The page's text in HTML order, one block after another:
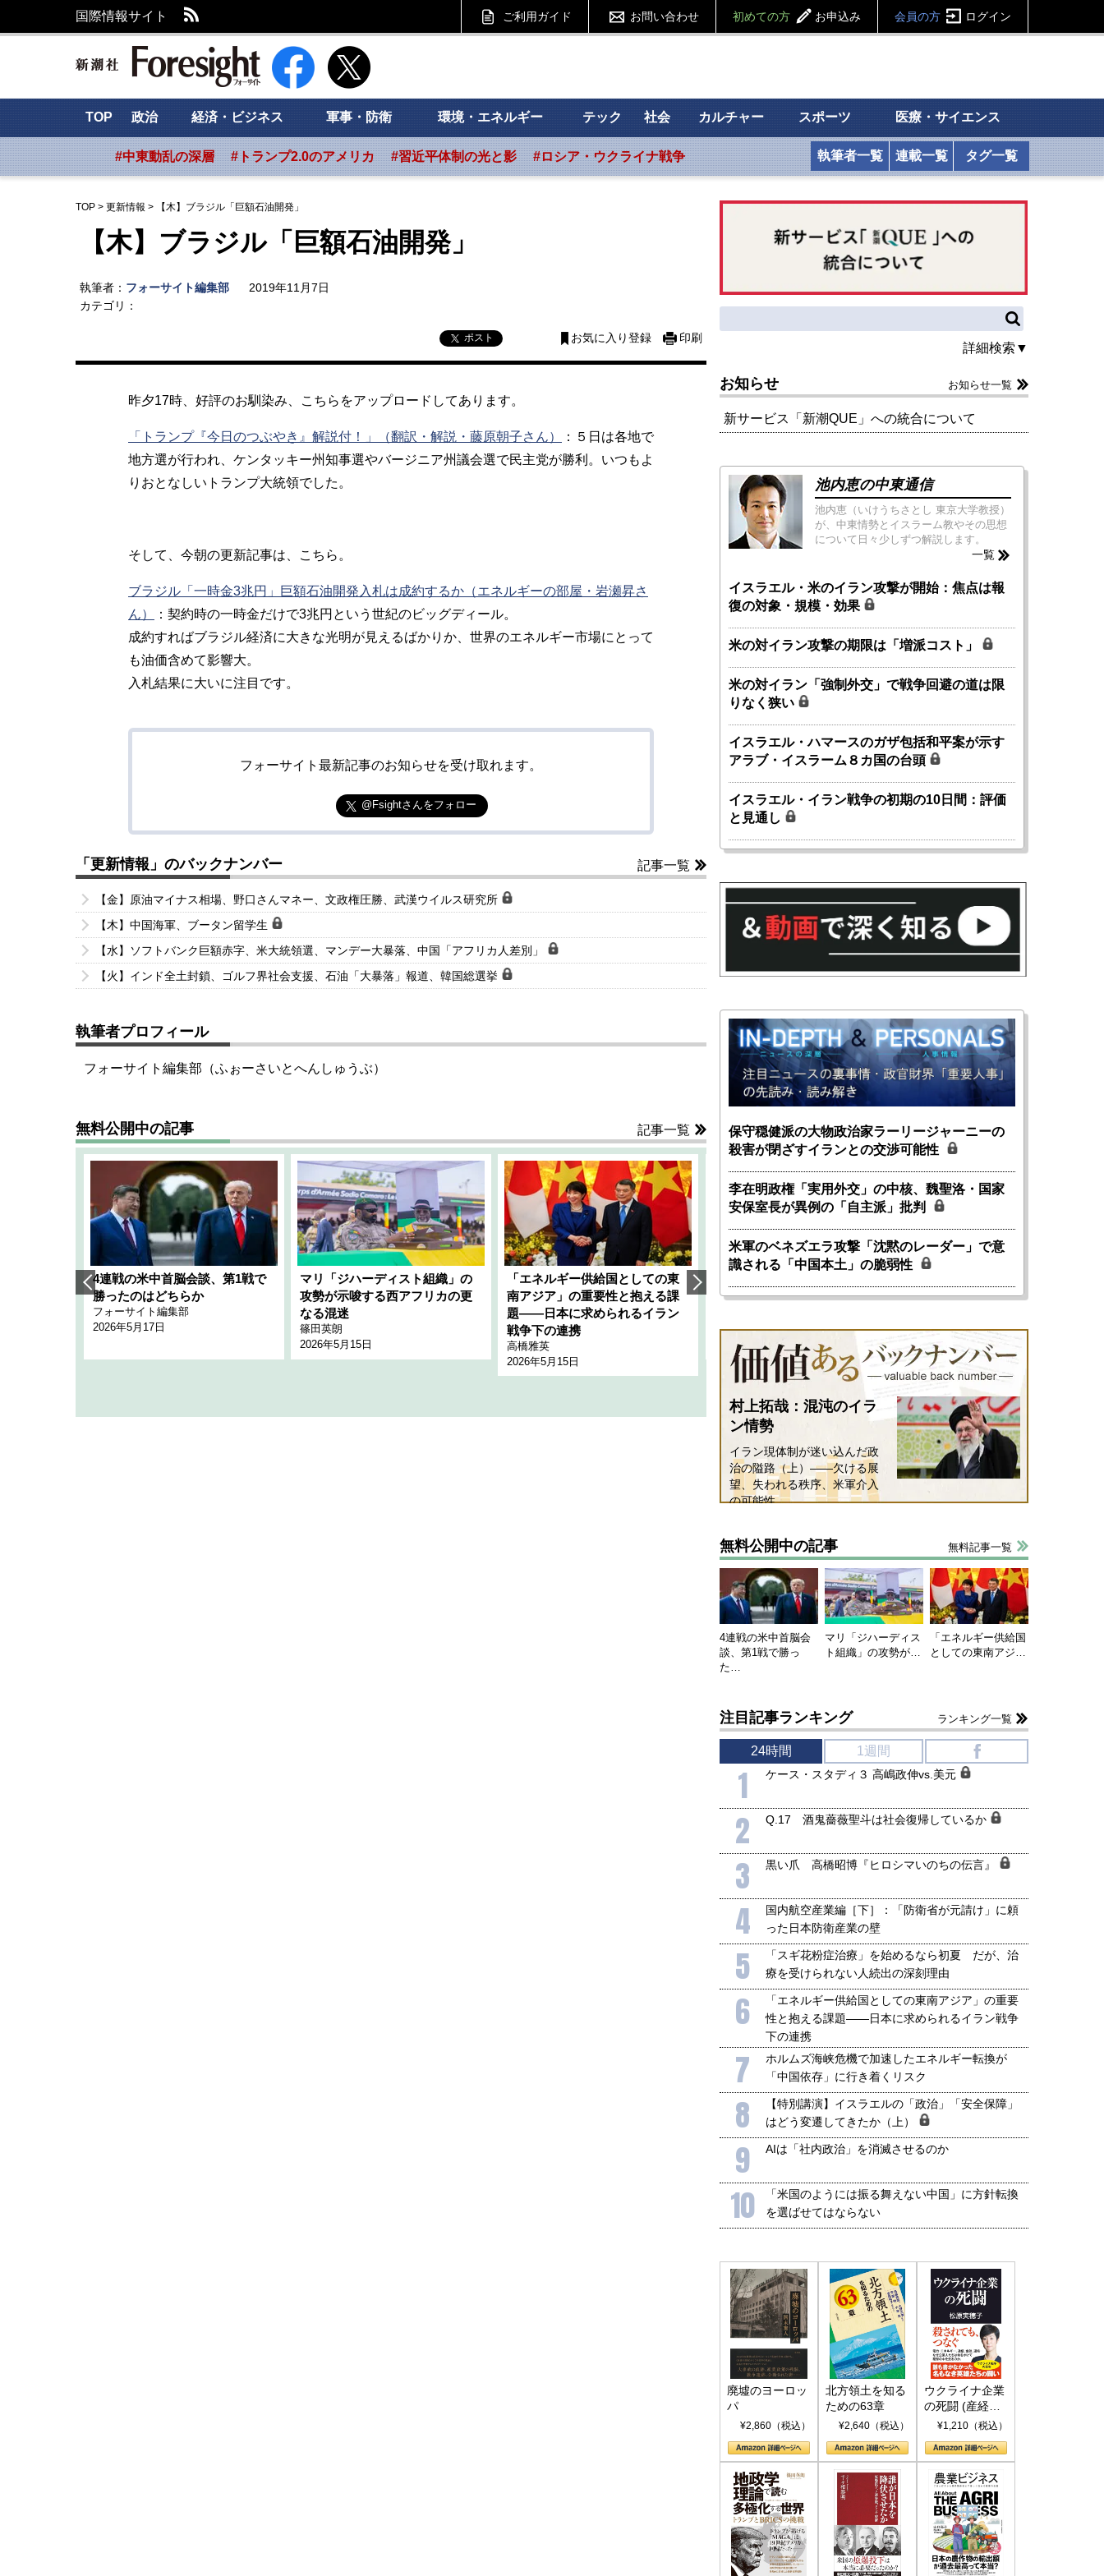
国際情報サイト ご利用ガイド お問い合わせ 初めての方 お申込み 会員の方 ログイン
新潮社 Foresight フォーサイト
TOP 政治 経済・ビジネス 軍事・防衛 環境・エネルギー テック 社会 カルチャー スポーツ 医療・サイエンス
#中東動乱の深層 #トランプ2.0のアメリカ #習近平体制の光と影 #ロシア・ウクライナ戦争 執筆者一覧 連載一覧 タグ一覧
TOP > 更新情報 > 【木】ブラジル「巨額石油開発」
【木】ブラジル「巨額石油開発」
執筆者： フォーサイト編集部
2019年11月7日
カテゴリ：
ポスト お気に入り登録 印刷
昨夕17時、好評のお馴染み、こちらをアップロードしてあります。
「トランプ『今日のつぶやき』解説付！」（翻訳・解説・藤原朝子さん） ：
５日は各地で
地方選が行われ、ケンタッキー州知事選やバージニア州議会選で民主党が勝利。いつもよ
りおとなしいトランプ大統領でした。
そして、今朝の更新記事は、こちら。
ブラジル「一時金3兆円」巨額石油開発入札は成約するか（エネルギーの部屋・岩瀬昇さ
ん）
： 契約時の一時金だけで3兆円という世紀のビッグディール。
成約すればブラジル経済に大きな光明が見えるばかりか、世界のエネルギー市場にとって
も油価含めて影響大。
入札結果に大いに注目です。
フォーサイト最新記事のお知らせを受け取れます。
@Fsightさんをフォロー
「更新情報」のバックナンバー 記事一覧
【金】原油マイナス相場、野口さんマネー、文政権圧勝、武漢ウイルス研究所
【木】中国海軍、ブータン留学生
【水】ソフトバンク巨額赤字、米大統領選、マンデー大暴落、中国「アフリカ人差別」
【火】インド全土封鎖、ゴルフ界社会支援、石油「大暴落」報道、韓国総選挙
執筆者プロフィール
フォーサイト編集部（ふぉーさいとへんしゅうぶ）
無料公開中の記事 記事一覧
4連戦の米中首脳会談、第1戦で
勝ったのはどちらか
フォーサイト編集部
2026年5月17日
マリ「ジハーディスト組織」の
攻勢が示唆する西アフリカの更
なる混迷
篠田英朗
2026年5月15日
「エネルギー供給国としての東
南アジア」の重要性と抱える課
題――日本に求められるイラン
戦争下の連携
高橋雅英
2026年5月15日
1905年体制」における日米韓安
千々和泰明
2026年5月15日
ネルギー転換が「中国依存」に
小山堅
2026年5月14日
詳細検索▼
お知らせ お知らせ一覧
新サービス「新潮QUE」への統合について
池内恵の中東通信
池内恵（いけうちさとし 東京大学教授）
が、中東情勢とイスラーム教やその思想
について日々少しずつ解説します。
一覧
イスラエル・米のイラン攻撃が開始：焦点は報
復の対象・規模・効果
米の対イラン攻撃の期限は「増派コスト」
米の対イラン「強制外交」で戦争回避の道は限
りなく狭い
イスラエル・ハマースのガザ包括和平案が示す
アラブ・イスラーム８カ国の台頭
イスラエル・イラン戦争の初期の10日間：評価
と見通し
保守穏健派の大物政治家ラーリージャーニーの
殺害が閉ざすイランとの交渉可能性
李在明政権「実用外交」の中核、魏聖洛・国家
安保室長が異例の「自主派」批判
米軍のベネズエラ攻撃「沈黙のレーダー」で意
識される「中国本土」の脆弱性
村上拓哉：混沌のイラ
ン情勢
イラン現体制が迷い込んだ政
治の隘路（上）――欠ける展
望、失われる秩序、米軍介入
の可能性
無料公開中の記事 無料記事一覧
4連戦の米中首脳会
談、第1戦で勝っ
た…
マリ「ジハーディス
ト組織」の攻勢が…
「エネルギー供給国
としての東南アジ…
注目記事ランキング ランキング一覧
24時間 1週間
1 ケース・スタディ３ 高嶋政伸vs.美元
2 Q.17 酒鬼薔薇聖斗は社会復帰しているか
3 黒い爪 高橋昭博『ヒロシマいのちの伝言』
4
国内航空産業編［下］：「防衛省が元請け」に頼
った日本防衛産業の壁
5
「スギ花粉症治療」を始めるなら初夏 だが、治
療を受けられない人続出の深刻理由
6
「エネルギー供給国としての東南アジア」の重要
性と抱える課題――日本に求められるイラン戦争
下の連携
7
ホルムズ海峡危機で加速したエネルギー転換が
「中国依存」に行き着くリスク
8
【特別講演】イスラエルの「政治」「安全保障」
はどう変遷してきたか（上）
9 AIは「社内政治」を消滅させるのか
10
「米国のようには振る舞えない中国」に方針転換
を選ばせてはならない
廃墟のヨーロッ
パ
¥2,860（税込）
北方領土を知る
ための63章
¥2,640（税込）
ウクライナ企業
の死闘 (産経セ
レクト S 039)
¥1,210（税込）